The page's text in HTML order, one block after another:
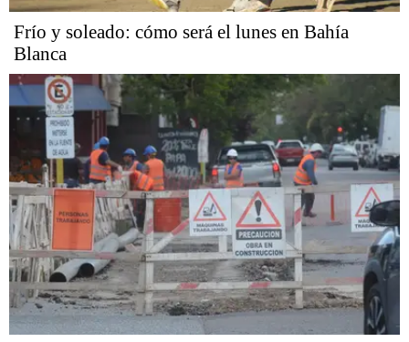
Frío y soleado: cómo será el lunes en Bahía
Blanca